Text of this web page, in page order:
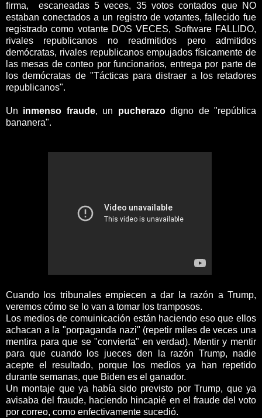
firma, escaneadas 5 veces, 35 votos contados que NO
estaban conectados a un registro de votantes, fallecido fue
registrado como votante DOS VECES, Software FALLIDO,
rivales republicanos no readmitidos pero admitidos
demócratas, rivales republicanos empujados físicamente de
las mesas de conteo por funcionarios, entrega por parte de
los demócratas de "Tácticas para distraer a los retadores
republicanos".
Un inmenso fraude, un pucherazodigno de "república
bananera".
Cuando los tribunales empiecen a dar la razón a Trump,
veremos cómo se lo van a tomar los tramposos.
Los medios de comuinicación están haciendo eso que ellos
achacan a la "porpaganda nazi" (repetir miles de veces una
mentira para que se "convierta" en verdad). Mentir y mentir
para que cuando los jueces den la razón Trump, nadie
acepte el resultado, porque los medios ya han repetido
durante semanas, que Biden es el ganador.
Un montaje que ya había sido previsto por Trump, que ya
avisaba del fraude, haciendo hincapié en el fraude del voto
por correo, como enfectivamente sucedió.